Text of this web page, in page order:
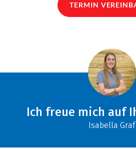
TERMIN
Ich freue mich auf
Isabella Graf